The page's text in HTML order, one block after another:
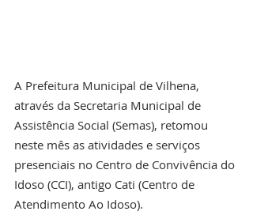
A Prefeitura Municipal de Vilhena,
através da Secretaria Municipal de
Assistência Social (Semas), retomou
neste mês as atividades e serviços
presenciais no Centro de Convivência do
Idoso (CCI), antigo Cati (Centro de
Atendimento Ao Idoso).